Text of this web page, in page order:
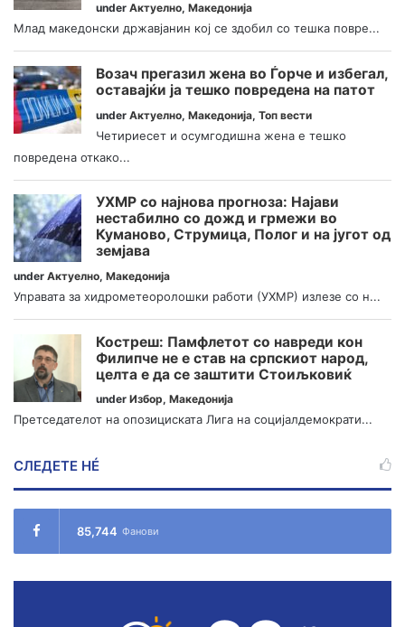
under Актуелно, Македонија
Млад македонски државјанин кој се здобил со тешка повре...
Возач прегазил жена во Ѓорче и избегал,
оставајќи ја тешко повредена на патот
under Актуелно, Македонија, Топ вести
Четириесет и осумгодишна жена е тешко
повредена откако...
УХМР со најнова прогноза: Најави
нестабилно со дожд и грмежи во
Куманово, Струмица, Полог и на југот од
земјава
under Актуелно, Македонија
Управата за хидрометеоролошки работи (УХМР) излезе со н...
Костреш: Памфлетот со навреди кон
Филипче не е став на српскиот народ,
целта е да се заштити Стоиљковиќ
under Избор, Македонија
Претседателот на опозициската Лига на социјалдемократи...
СЛЕДЕТЕ НÉ
85,744 Фанови